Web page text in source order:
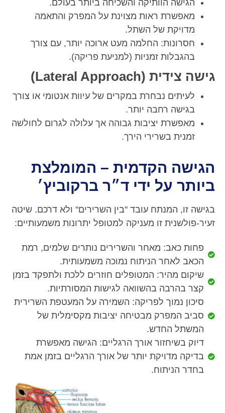
הגישה הוותיקה והשכיחה ביותר בעולם.
מאפשרת ראות מצוינת על המפרק והתאמה
מדויקת של השתל.
חסרונות: החלמה מעט ארוכה יותר, עם צורך
בהגבלות זמניות (למניעת פריקה).
גישה צידית (Lateral Approach)
לעיתים נבחרת במקרים של עיוות אנטומי או צורך
בגישה רחבה יותר.
מאפשרת יציבות גבוהה אך עלולה לגרום לחולשה
זמנית בשרירי הירך.
הגישה הקדמית – המומלצת
ביותר על ידי ד״ר ברקוביץ׳
בגישה זו, המנתח עובד "בין השרירים" ולא דרכם. שיטה
זעיר-פולשנית זו מעניקה למטופל יתרונות משמעותיים:
פחות כאב: מאחר והשרירים נותרים שלמים, רמת
הכאב לאחר הניתוח נמוכה משמעותית.
שיקום מהיר: המטופלים חוזרים ללכת ולתפקד בזמן
קצר בהרבה בהשוואה לגישות המסורתיות.
סיכון נמוך לפריקה: השמירה על המעטפת השרירית
סביב המפרק מבטיחה יציבות מקסימלית של
המשתל החדש.
דיוק בשיחזור אורך הרגליים: הגישה מאפשרת
בדיקה מדויקת יותר של אורך הרגליים בזמן אמת
בחדר הניתוח.